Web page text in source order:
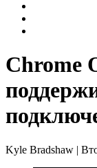
Chrome
Kyle Bradshaw |